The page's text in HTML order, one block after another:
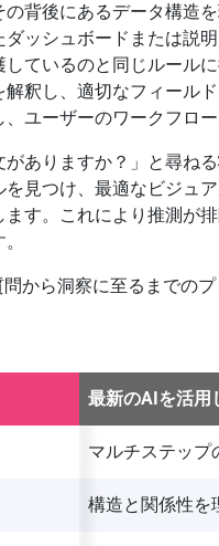
背後にあるデータ構造
ッシュボードまたは説
ているのと同じルール
釈し、適切なフィール
ユーザーのワークフロー
ありますか？」と尋ね
見つけ、最適なビジュ
す。これにより推測が
から洞察に至るまでのプ
最新のAIを活用
マルチステップ
構造と関係性を